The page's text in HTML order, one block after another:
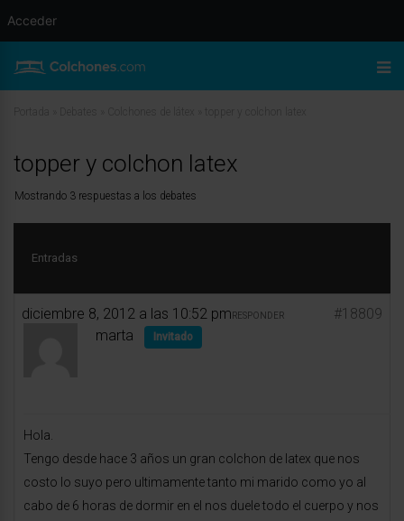
topper y colchon latex
Mostrando 3 respuestas a los debates
Entradas
diciembre 8, 2012 a las 10:52 pm #18809
RESPONDER
marta Invitado
Hola.
Tengo desde hace 3 años un gran colchon de latex que nos
costo lo suyo pero ultimamente tanto mi marido como yo al
cabo de 6 horas de dormir en el nos duele todo el cuerpo y nos
Acceder